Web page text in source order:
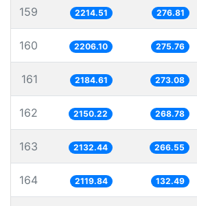
159 2214.51 276.81
160 2206.10 275.76
161 2184.61 273.08
162 2150.22 268.78
163 2132.44 266.55
164 2119.84 132.49